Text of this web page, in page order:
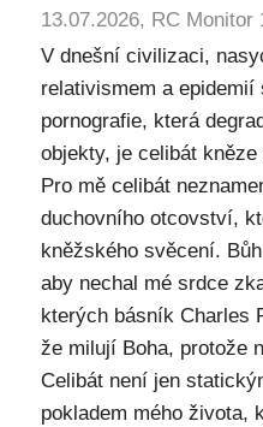
13.07.2026, RC Monitor
V dnešní civilizaci,
relativismem a
pornografie, která
objekty, je celibát
Pro mě celibát
duchovního otcovství,
kněžského svěcení.
aby nechal mé srdce
kterých básník Charles
že milují Boha, protože
Celibát není jen
pokladem mého života,